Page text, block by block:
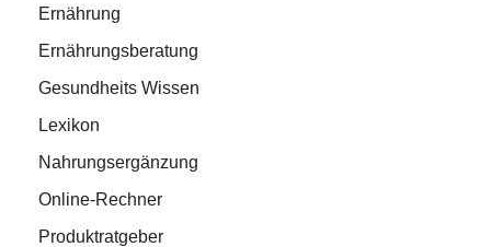
Ernährung
Ernährungsberatung
Gesundheits Wissen
Lexikon
Nahrungsergänzung
Online-Rechner
Produktratgeber